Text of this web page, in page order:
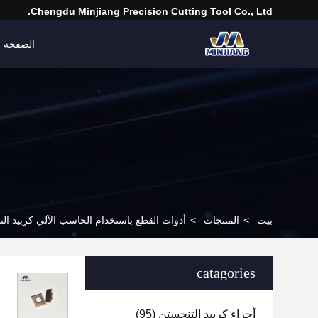
Chengdu Minjiang Precision Cutting Tool Co., Ltd.
الصفحة
بيت > المنتجات > أدوات القطع باستخدام الحاسب الآلي كربيد
catagories
أجزاء كربيد التنجستن (95)